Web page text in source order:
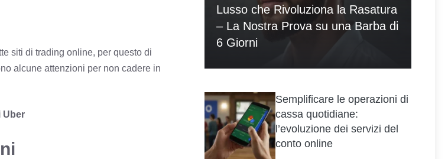
siti di trading online, per questo di
alcune attenzioni per non cadere in
Uber
Lusso che Rivoluziona la Rasatura
– La Nostra Prova su una Barba di
6 Giorni
Semplificare le operazioni di
cassa quotidiane:
l’evoluzione dei servizi del
conto online